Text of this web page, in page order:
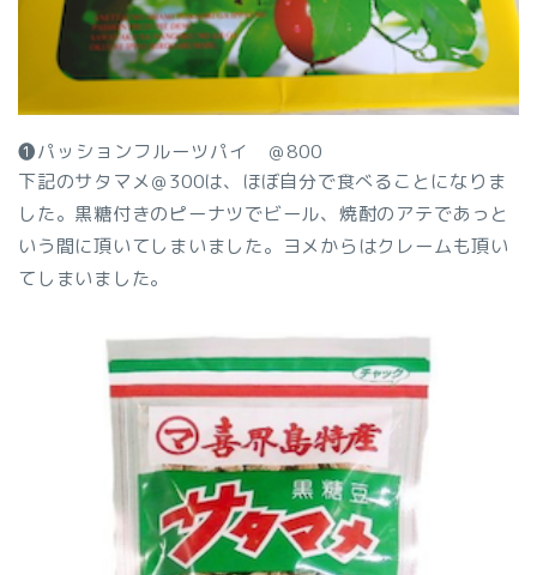
❶パッションフルーツパイ ＠800
下記のサタマメ＠300は、ほぼ自分で食べることになりま
した。黒糖付きのピーナツでビール、焼酎のアテであっと
いう間に頂いてしまいました。ヨメからはクレームも頂い
てしまいました。